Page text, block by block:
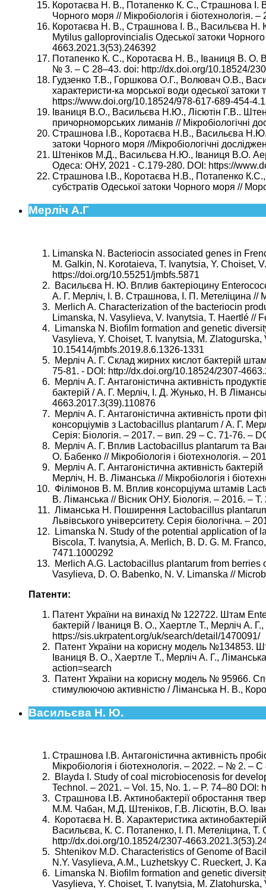
Коротаєва Н. В., Потапенко К. С., Страшнова І.
Чорного моря // Мікробіологія і
Коротаєва Н. В., Страшнова І. В., Васильєва Н.
Mytilus galloprovincialis Одеської затоки
4663.2021.3(53).246392
Потапенко К. С., Коротаєва Н. В., Іваниця В. О.
№ 3. – С 28–43. doi: http://dx.doi.org/10.18524/
Гудзенко Т.В., Горшкова О.Г., Волювач О.В.,
характеристи-ка морської води одеської
https://www.doi.org/10.18524/978-617-689-454-4.1
Іваниця В.О., Васильєва Н.Ю., Лісютін Г.В..
причорноморських лиманів //
Страшнова І.В., Коротаєва Н.В., Васильєва
затоки Чорного моря //Мікробіологічні
Штеніков М.Д., Васильєва Н.Ю., Іваниця В.О.
Одеса: ОНУ, 2021 - С.179-280. DOI: https://
Страшнова І.В., Коротаєва Н.В., Потапенко
субстратів Одеської затоки Чорного моря //
Мерліч А.Г
Limanska N. Bacteriocin associated genes in
M. Galkin, N. Korotaieva, T. Ivanytsia, Y. Choiset,
https://doi.org/10.55251/jmbfs.5871
Васильєва Н. Ю. Вплив бактеріоцину
А. Г. Мерліч, І. В. Страшнова, І. П. Метеліцина //
Merlich A. Characterization of the bacteriocin
Limanska, N. Vasylieva, V. Ivanytsia, T. Haertlé //
Limanska N. Biofilm formation and genetic
Vasylieva, Y. Choiset, T. Ivanytsia, M.
10.15414/jmbfs.2019.8.6.1326-1331
Мерліч А. Г. Склад жирних кислот бактерій
75-81. - DOI: http://dx.doi.org/10.18524/2307-
Мерліч А. Г. Антагоністична активність
бактерій / А. Г. Мерліч, І. Д. Жунько, Н. В
4663.2017.3(39).110876
Мерліч А. Г. Антагоністична активність проти
консорціумів з Lactobacillus plantarum / А. Г.
Серія: Біологія. – 2017. – вип. 29 – С. 71-76. –
Мерліч А. Г. Вплив Lactobacillus plantarum та
О. Бабенко // Мікробіологія і біотехнологія. –
Мерліч А. Г. Антагоністична активність
Мерліч, Н. В. Ліманська // Мікробіологія і
Філімонов В. М. Вплив консорціума штамів
В. Ліманська // Вісник ОНУ. Біологія. – 2016. –
Ліманська Н. Поширення Lactobacillus plantarum
Львівського університету. Серія біологічна. –
Limanska N. Study of the potential application of
Biscola, T. Ivanytsia, A. Merlich, B. D. G. M.
7471.1000292
Merlich A.G. Lactobacillus plantarum from
Vasylieva, D. O. Babenko, N. V. Limanska //
Патенти:
Патент України на винахід № 122722. Штам
бактерій / Іваниця В. О., Хаертле Т., Мерліч А.
https://sis.ukrpatent.org/uk/search/detail/1470091/
Патент України на корисну модель №134853.
Іваниця В. О., Хаертле Т., Мерліч А. Г.,
action=search
Патент України на корисну модель № 95966.
стимулюючою активністю / Ліманська Н. В.,
Васильєва Н. Ю.
Страшнова І.В. Антагоністична активність
Мікробіологія і біотехнологія. – 2022. – № 2.
Blayda I. Study of coal microbiocenosis for
Technol. – 2021. – Vol. 15, No. 1. – P. 74–80 DOI:
Страшнова І.В. Актинобактерії обростання
М.М. Чабан, М.Д. Штеніков, Г.В. Лісютін, В.О.
Коротаєва Н. В. Характеристика
Васильєва, К. С. Потапенко, І. П. Метеліцина, Т.
http://dx.doi.org/10.18524/2307-
Shtenikov M.D. Characteristics of Genome of
N.Y. Vasylieva, A.M., Luzhetskyy C. Rueckert, J.
Limanska N. Biofilm formation and genetic
Vasylieva, Y. Choiset, T. Ivanytsia, M.